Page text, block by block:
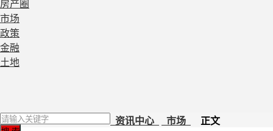
房产圈
市场
政策
金融
土地
资讯中心 市场 正文